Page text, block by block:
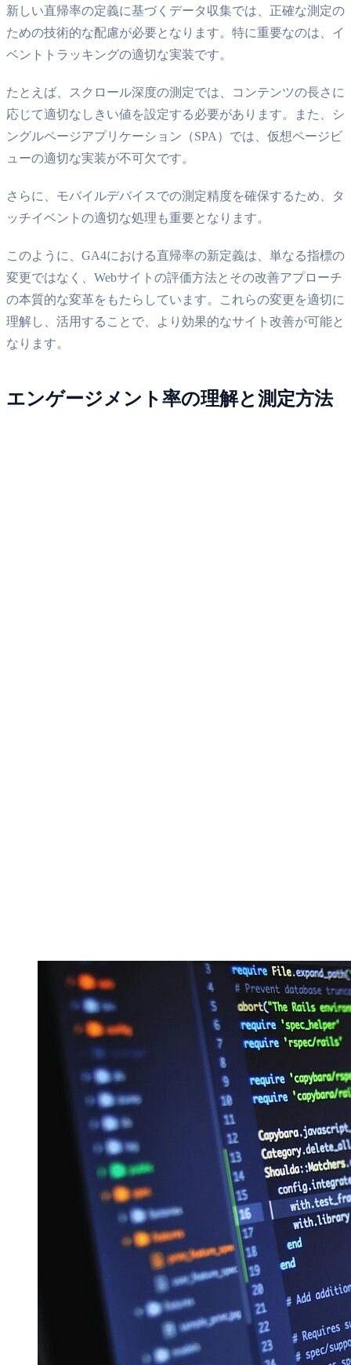
新しい直帰率の定義に基づくデータ収集では、正確な測定の
ための技術的な配慮が必要となります。特に重要なのは、イ
ベントトラッキングの適切な実装です。
たとえば、スクロール深度の測定では、コンテンツの長さに
応じて適切なしきい値を設定する必要があります。また、シ
ングルページアプリケーション（SPA）では、仮想ページビ
ューの適切な実装が不可欠です。
さらに、モバイルデバイスでの測定精度を確保するため、タ
ッチイベントの適切な処理も重要となります。
このように、GA4における直帰率の新定義は、単なる指標の
変更ではなく、Webサイトの評価方法とその改善アプローチ
の本質的な変革をもたらしています。これらの変更を適切に
理解し、活用することで、より効果的なサイト改善が可能と
なります。
エンゲージメント率の理解と測定方法